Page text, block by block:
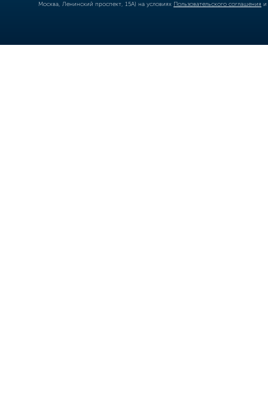
Москва, Ленинский проспект, 15А) на условиях Пользовательского соглашения и